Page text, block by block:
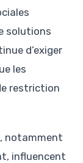
solutions
d’exiger
les
restriction
notamment
influencent